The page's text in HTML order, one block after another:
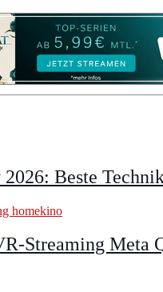
Beste
Meta